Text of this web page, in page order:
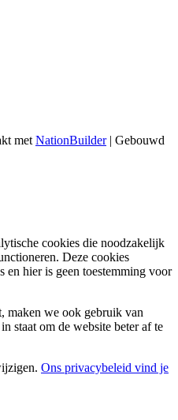
met NationBuilder| Gebouwd
cookies die noodzakelijk
Deze cookies
en hier is geen toestemming voor
maken we ook gebruik van
staat om de website beter af te
Ons privacybeleid vind je